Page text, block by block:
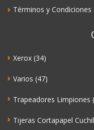
Términos y Condiciones
Xerox (34)
Varios (47)
Trapeadores Limpiones
Tijeras Cortapapel